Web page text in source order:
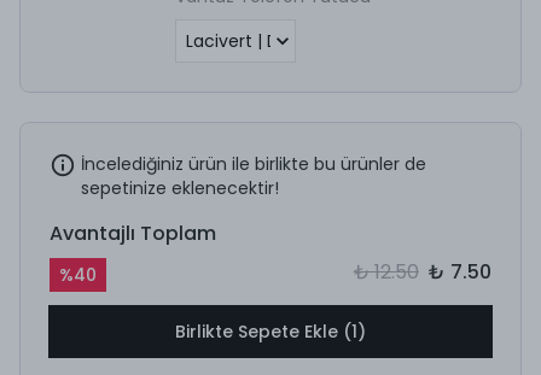
İncelediğiniz ürün ile birlikte bu ürünler de
sepetinize eklenecektir!
Avantajlı Toplam
%40 ₺ 12.50 ₺ 7.50
Birlikte Sepete Ekle (1)